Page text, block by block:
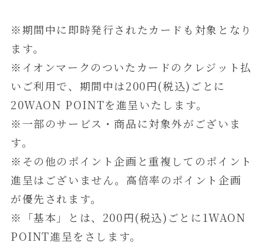
※期間中に即時発行されたカードも対象となり
ます。
※イオンマークのついたカードのクレジット払
いご利用で、期間中は200円(税込)ごとに
20WAON POINTを進呈いたします。
※一部のサービス・商品に対象外がございま
す。
※その他のポイント企画と重複してのポイント
進呈はございません。高倍率のポイント企画
が優先されます。
※「基本」とは、200円(税込)ごとに1WAON
POINT進呈をさします。